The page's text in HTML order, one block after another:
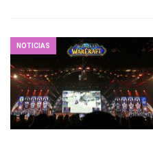
NOTICIAS